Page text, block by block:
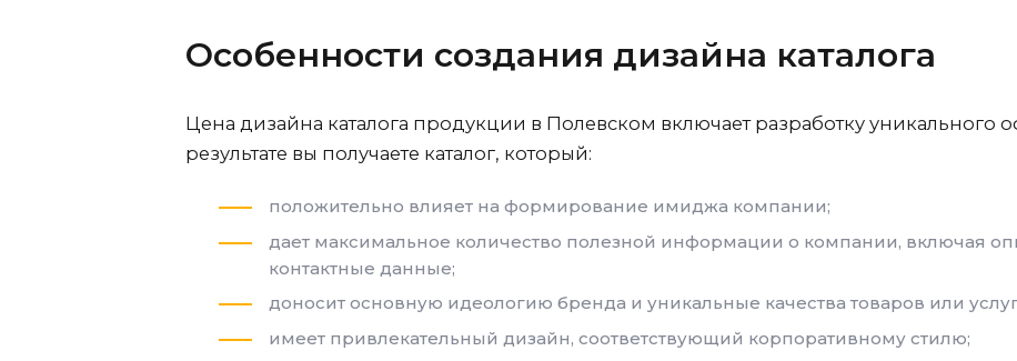
Особенности создания дизайна каталога
Цена дизайна каталога продукции в Полевском включает разработку уникального
результате вы получаете каталог, который:
положительно влияет на формирование имиджа компании;
дает максимальное количество полезной информации о компании, включая
контактные данные;
доносит основную идеологию бренда и уникальные качества товаров или
имеет привлекательный дизайн, соответствующий корпоративному стилю;